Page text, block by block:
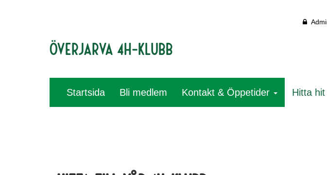
Överjarva 4H-klubb
Startsida Bli medlem Kontakt & Öppetider Hitta hit